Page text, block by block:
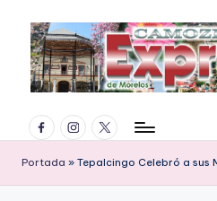
Saltar
contenido
x
p
FacebookInstagram
Twitter
Portada » Tepalcingo Celebró a sus